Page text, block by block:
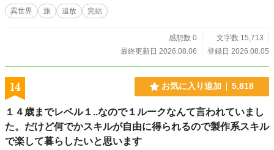
やがて世界を揺るがすすべての理を凌駕していく、痛快スライム・ファンタジー
開幕！
異世界 旅 追放 完結
感想数 0
文字数 15,713
最終更新日 2026.08.06
登録日 2026.08.05
14 お気に入り追加 5,818
１４歳までレベル１..なので１ルークなんて言われていまし
た。だけど何でかスキルが自由に得られるので製作系スキル
で楽して暮らしたいと思います